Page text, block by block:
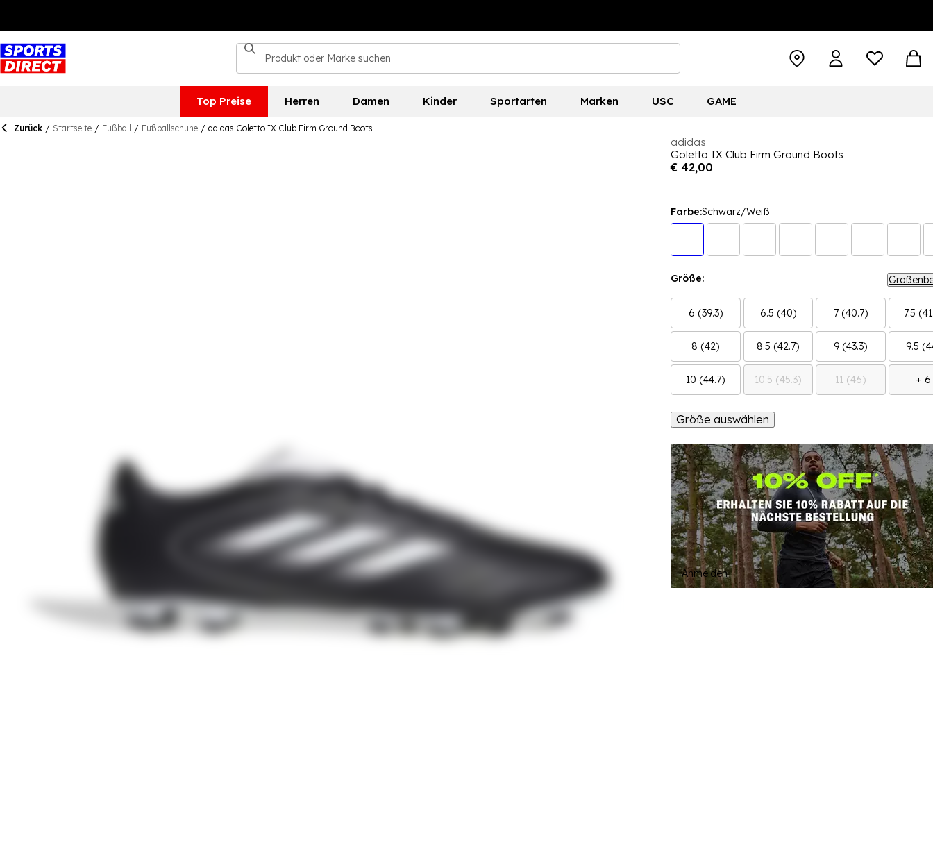
Top Preise Herren Damen Kinder Sportarten Marken USC GAME
Zurück / Startseite / Fußball / Fußballschuhe / adidas Goletto IX Club Firm Ground Boots
adidas
Goletto IX Club Firm Ground Boots
€ 42,00
Farbe:Schwarz/Weiß
Größe:
6 (39.3) 6.5 (40) 7 (40.7) 7.5
8 (42) 8.5 (42.7) 9 (43.3) 9.5
10 (44.7) 10.5 (45.3) 11 (46) + 6
Größe auswählen
Anmelden